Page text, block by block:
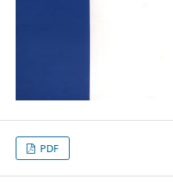
PDF